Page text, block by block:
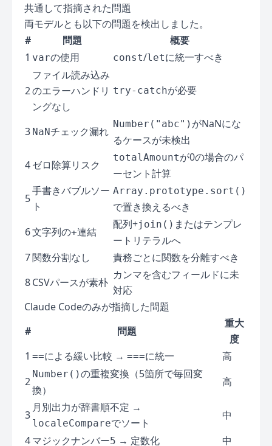
共通して指摘された問題
両モデルとも以下の問題を検出しました。
#
問題
概要
1 varの使用 const/letに統一すべき
2
ファイル読み込み
のエラーハンドリ
ングなし
try-catchが必要
3 NaNチェック漏れ
Number("abc") がNaNにな
るケースが未検出
4ゼロ除算リスク
totalAmountが0の場合のパ
ーセント計算
5
手書きバブルソー
ト
Array.prototype.sort()
で置き換えるべき
6文字列の+連結
配列+join() またはテンプレ
ートリテラルへ
7関数分割なし
責務ごとに関数を分離すべき
8CSVパースが素朴
カンマを含むフィールドに未
対応
Claude Codeのみが指摘した問題
#
問題
重大
度
1 ==による緩い比較 → ===に統一
高
2
Number()の重複変換（5箇所で毎回変
換）
高
3
月別出力が辞書順不定 →
localeCompareでソート
中
4マジックナンバー5 → 定数化 中